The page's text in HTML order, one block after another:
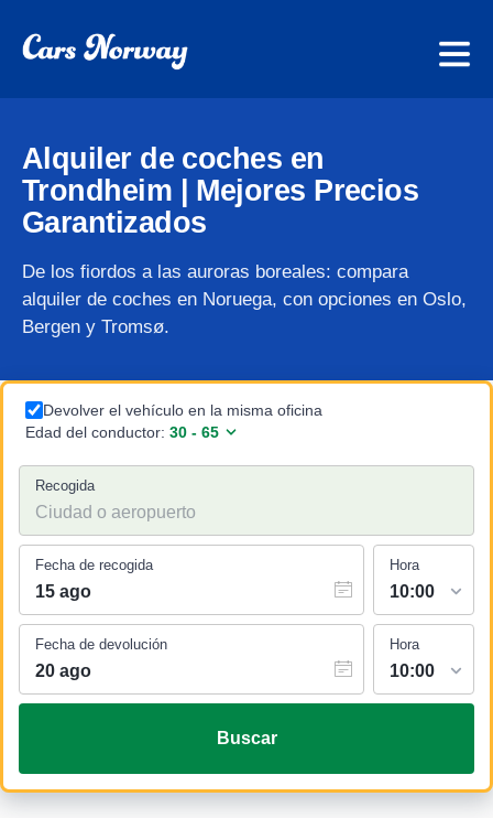
Alquiler de coches en
Trondheim | Mejores Precios
Garantizados
De los fiordos a las auroras boreales: compara
alquiler de coches en Noruega, con opciones en Oslo,
Bergen y Tromsø.
Devolver el vehículo en la misma oficina
Edad del conductor:
Recogida
Fecha de recogida Hora
Fecha de devolución Hora
Buscar